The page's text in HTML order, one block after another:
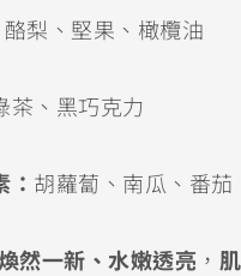
酪梨、堅果、橄欖油
茶、黑巧克力
： 胡蘿蔔、南瓜、番茄
然一新、水嫩透亮 ，